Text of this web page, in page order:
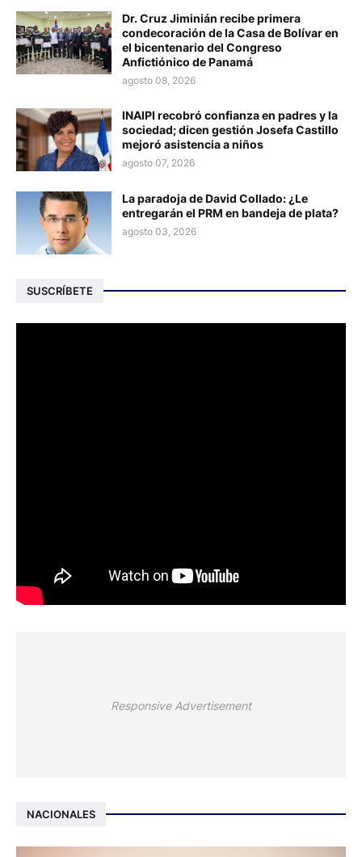
Dr. Cruz Jiminián recibe primera
condecoración de la Casa de Bolívar en
el bicentenario del Congreso
Anfictiónico de Panamá
agosto 08, 2026
INAIPI recobró confianza en padres y la
sociedad; dicen gestión Josefa Castillo
mejoró asistencia a niños
agosto 07, 2026
La paradoja de David Collado: ¿Le
entregarán el PRM en bandeja de plata?
agosto 03, 2026
SUSCRÍBETE
Responsive Advertisement
NACIONALES